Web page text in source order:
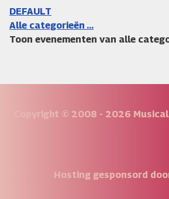
DEFAULT
Alle categorieën ...
Toon evenementen van alle
Copyright © 2008 - 2026
Hosting gesponsord